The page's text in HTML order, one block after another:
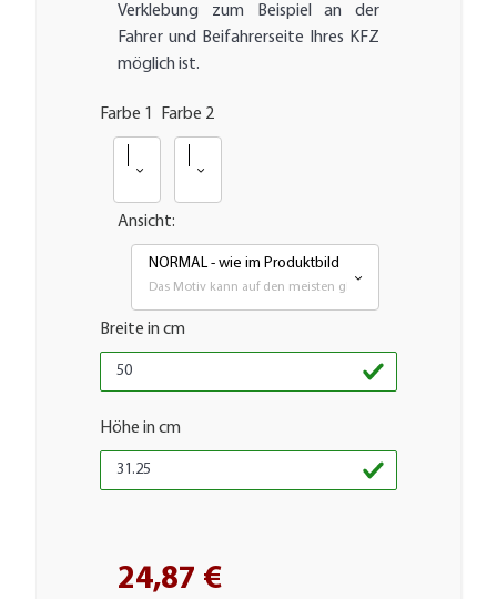
Verklebung zum Beispiel an der
Fahrer und Beifahrerseite Ihres KFZ
möglich ist.
Farbe 1 Farbe 2
Ansicht:
NORMAL - wie im Produktbild
Das Motiv kann auf den meisten glatten Flächen
Breite in cm
Höhe in cm
24,87 €